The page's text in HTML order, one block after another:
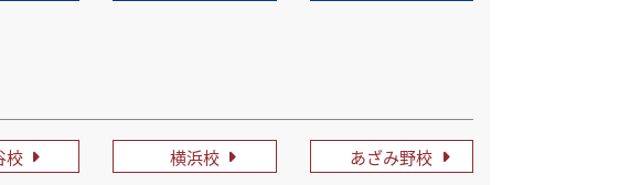
校 横浜校 あざみ野校